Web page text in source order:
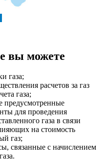
вы можете
газа;
расчетов за газ
газа;
предусмотренные
для проведения
газа в связи
на стоимость
газ;
связанные с начислением